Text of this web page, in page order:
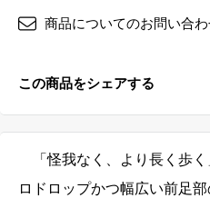
商品についてのお問い合
この商品をシェアする
「怪我なく、より長く歩
ロドロップかつ幅広い前足